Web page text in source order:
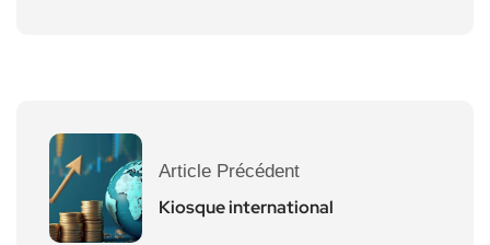
Article Précédent
Kiosque international